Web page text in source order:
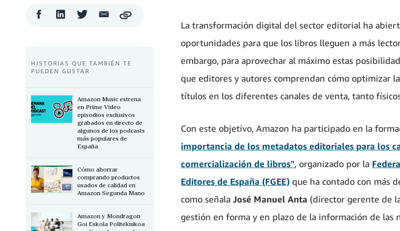
La transformación digital del sector editorial ha
oportunidades para que los libros lleguen a más
embargo, para aprovechar al máximo estas
que editores y autores comprendan cómo optimizar
títulos en los diferentes canales de venta, tanto
Con este objetivo, Amazon ha participado en la
importancia de los metadatos editoriales para los
comercialización de libros", organizado por la
Editores de España (FGEE) que ha contado con más
como señala José Manuel Anta (director gerente de
gestión en forma y en plazo de la información de las
CompartirCompartirCompartirCompartir
Copy
HISTORIAS QUE TAMBIÉN TE
PUEDEN GUSTAR
Amazon Music estrena
en Prime Video
episodios exclusivos
grabados en directo de
algunos de los podcasts
más populares de
España
Cómo ahorrar
comprando productos
usados de calidad en
Amazon Segunda Mano
Amazon y Mondragon
Goi Eskola Politeknikoa